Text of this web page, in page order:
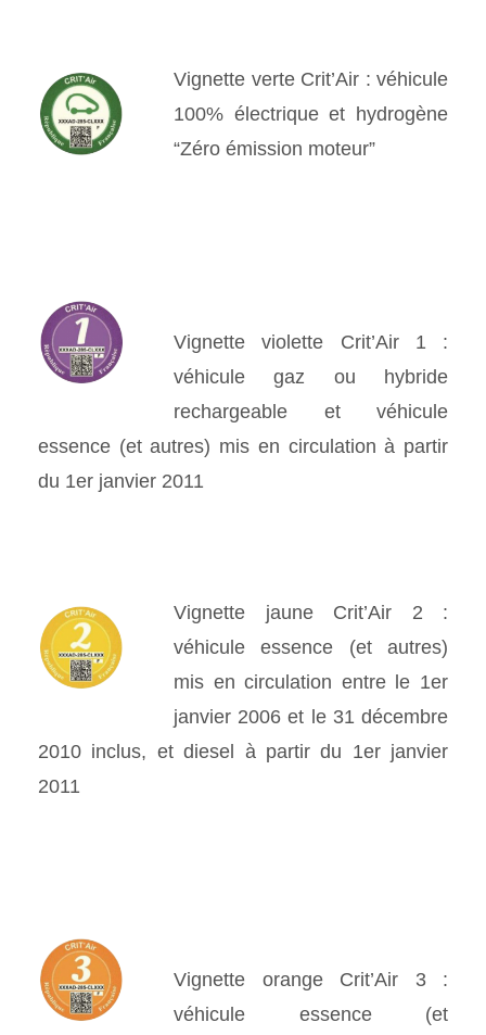
Vignette verte Crit’Air : véhicule
100% électrique et hydrogène
“Zéro émission moteur”
Vignette violette Crit’Air 1 :
véhicule gaz ou hybride
rechargeable et véhicule
essence (et autres) mis en circulation à partir
du 1er janvier 2011
Vignette jaune Crit’Air 2 :
véhicule essence (et autres)
mis en circulation entre le 1er
janvier 2006 et le 31 décembre
2010 inclus, et diesel à partir du 1er janvier
2011
Vignette orange Crit’Air 3 :
véhicule essence (et